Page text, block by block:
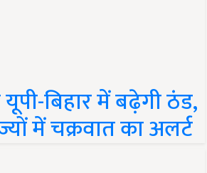
बिहार में बढ़ेगी ठंड,
में चक्रवात का अलर्ट